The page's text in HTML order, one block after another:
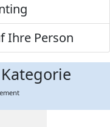
Ihre Person